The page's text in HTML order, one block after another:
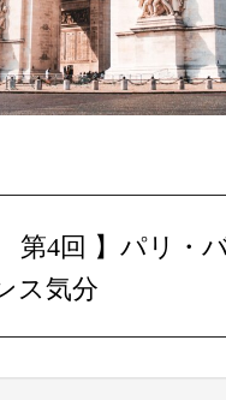
第4回 】パリ・
ス気分